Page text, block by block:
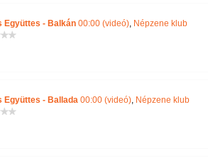
Együttes - Balkán 00:00 (videó), Népzene klub
Együttes - Ballada 00:00 (videó), Népzene klub